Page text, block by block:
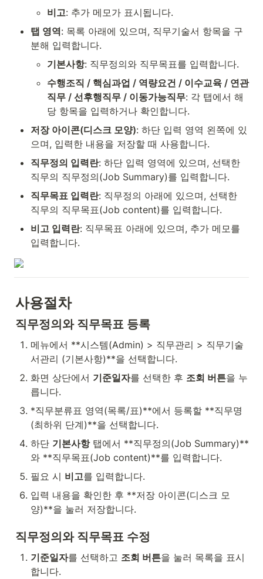
비고: 추가 메모가 표시됩니다.
탭 영역: 목록 아래에 있으며, 직무기술서 항목을 구
분해 입력합니다.
기본사항: 직무정의와 직무목표를 입력합니다.
수행조직 / 핵심과업 / 역량요건 / 이수교육 / 연관
직무 / 선후행직무 / 이동가능직무: 각 탭에서 해
당 항목을 입력하거나 확인합니다.
저장 아이콘(디스크 모양): 하단 입력 영역 왼쪽에 있
으며, 입력한 내용을 저장할 때 사용합니다.
직무정의 입력란: 하단 입력 영역에 있으며, 선택한
직무의 직무정의(Job Summary)를 입력합니다.
직무목표 입력란: 직무정의 아래에 있으며, 선택한
직무의 직무목표(Job content)를 입력합니다.
비고 입력란: 직무목표 아래에 있으며, 추가 메모를
입력합니다.
사용절차
직무정의와 직무목표 등록
메뉴에서 **시스템(Admin) > 직무관리 > 직무기술
서관리 (기본사항)**을 선택합니다.
화면 상단에서 기준일자를 선택한 후 조회 버튼을 누
릅니다.
*직무분류표 영역(목록/표)**에서 등록할 **직무명
(최하위 단계)**을 선택합니다.
하단 기본사항 탭에서 **직무정의(Job Summary)**
와 **직무목표(Job content)**를 입력합니다.
필요 시 비고를 입력합니다.
입력 내용을 확인한 후 **저장 아이콘(디스크 모
양)**을 눌러 저장합니다.
직무정의와 직무목표 수정
기준일자를 선택하고 조회 버튼을 눌러 목록을 표시
합니다.